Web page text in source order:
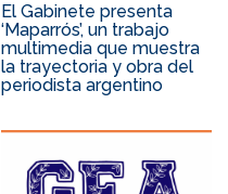
El Gabinete presenta
‘Maparrós’, un trabajo
multimedia que muestra
la trayectoria y obra del
periodista argentino